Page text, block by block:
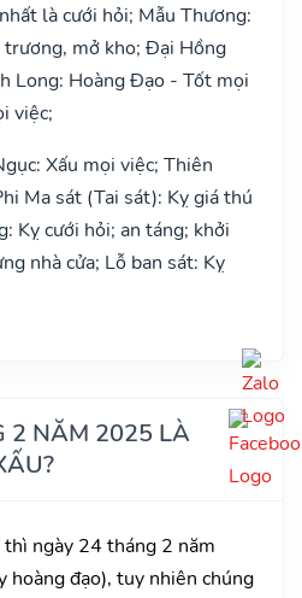
là cưới hỏi; Mẫu Thương:
mở kho; Đại Hồng
Long: Hoàng Đạo - Tốt mọi
việc;
Xấu mọi việc; Thiên
Ma sát (Tai sát): Kỵ giá thú
Kỵ cưới hỏi; an táng; khởi
nhà cửa; Lỗ ban sát: Kỵ
2 NĂM 2025 LÀ
ngày 24 tháng 2 năm
đạo), tuy nhiên chúng